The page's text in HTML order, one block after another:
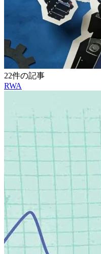
22件の記事
RWA